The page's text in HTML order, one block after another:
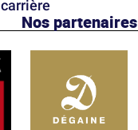
carrière
Nos partenaires